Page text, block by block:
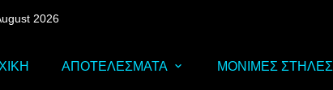
2026
ΑΠΟΤΕΛΕΣΜΑΤΑ ΜΟΝΙΜΕΣ ΣΤΗΛΕΣ